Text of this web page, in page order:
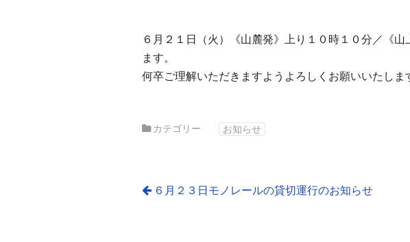
６月２１日（火）《山麓発》上り１０時１０分／《
ます。
何卒ご理解いただきますようよろしくお願いいたしま
カテゴリー お知らせ
６月２３日モノレールの貸切運行のお知らせ